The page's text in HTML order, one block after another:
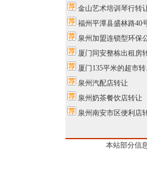
金山艺术培训琴行转
福州平潭县盛林路40
泉州加盟连锁型环保
厦门同安整栋出租房
厦门135平米的超市转
泉州汽配店转让
泉州奶茶餐饮店转让
泉州南安市区便利店
本站部分信